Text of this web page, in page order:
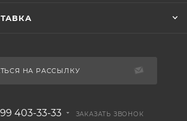
НА РАССЫЛКУ
403-33-33 ЗАКАЗАТЬ ЗВОНОК